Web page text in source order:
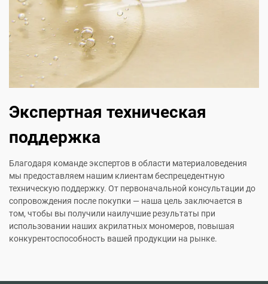
Экспертная техническая
поддержка
Благодаря команде экспертов в области материаловедения
мы предоставляем нашим клиентам беспрецедентную
техническую поддержку. От первоначальной консультации до
сопровождения после покупки — наша цель заключается в
том, чтобы вы получили наилучшие результаты при
использовании наших акрилатных мономеров, повышая
конкурентоспособность вашей продукции на рынке.